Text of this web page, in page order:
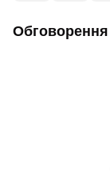
Обговорення